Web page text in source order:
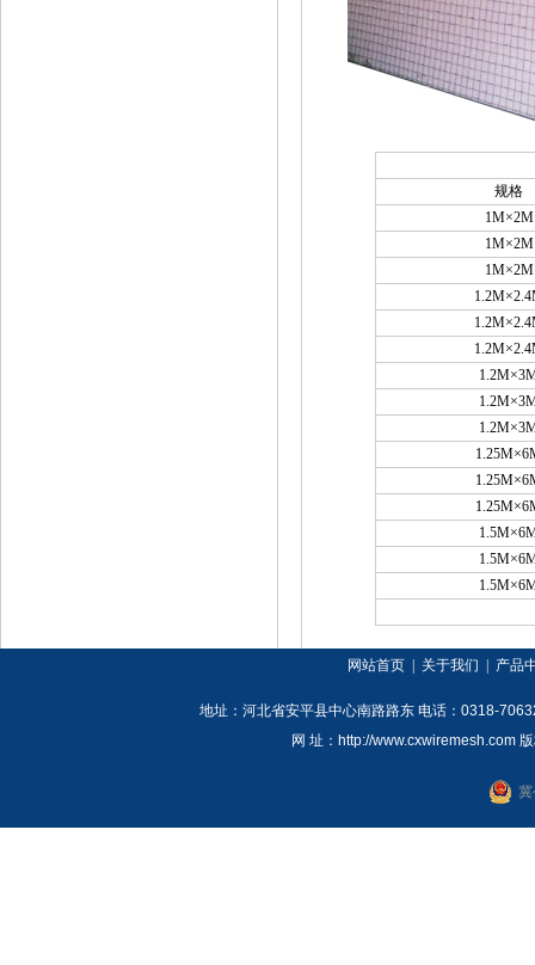
规格
1M×2M
1M×2M
1M×2M
网站首页 关于我们 产品
地址：河北省安平县中心南路路东 电话： 0318-
网 址： http://www.cxwiremesh.com
冀